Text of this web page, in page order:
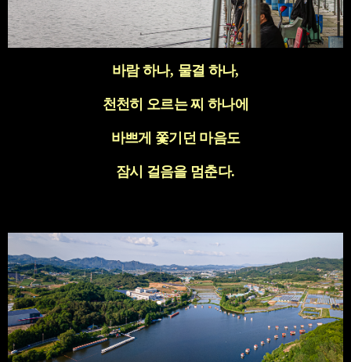
바람 하나, 물결 하나,
천천히 오르는 찌 하나에
바쁘게 쫓기던 마음도
잠시 걸음을 멈춘다.